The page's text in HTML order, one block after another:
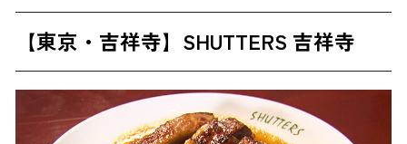
【東京・吉祥寺】SHUTTERS 吉祥寺